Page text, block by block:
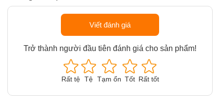
Viết đánh giá
Trở thành người đầu tiên đánh giá cho sản phẩm!
Rất tệ Tệ Tạm ổn Tốt Rất tốt